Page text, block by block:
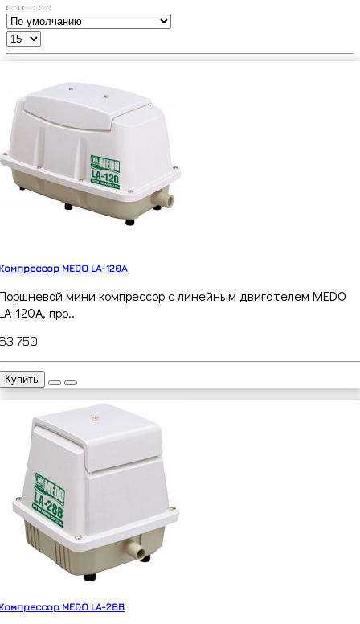
MEDO LA-120A
мини компрессор с линейным двигателем MEDO
120A, про..
750
Купить
MEDO LA-28B